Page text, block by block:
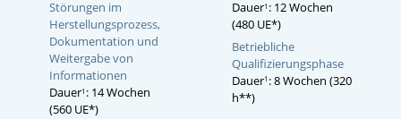
Störungen im
Herstellungsprozess,
Dokumentation und
Weitergabe von
Informationen
Dauer1 : 14 Wochen
(560 UE*)
Dauer1 : 12 Wochen
(480 UE*)
Betriebliche
Qualifizierungsphase
Dauer1 : 8 Wochen (320
h**)